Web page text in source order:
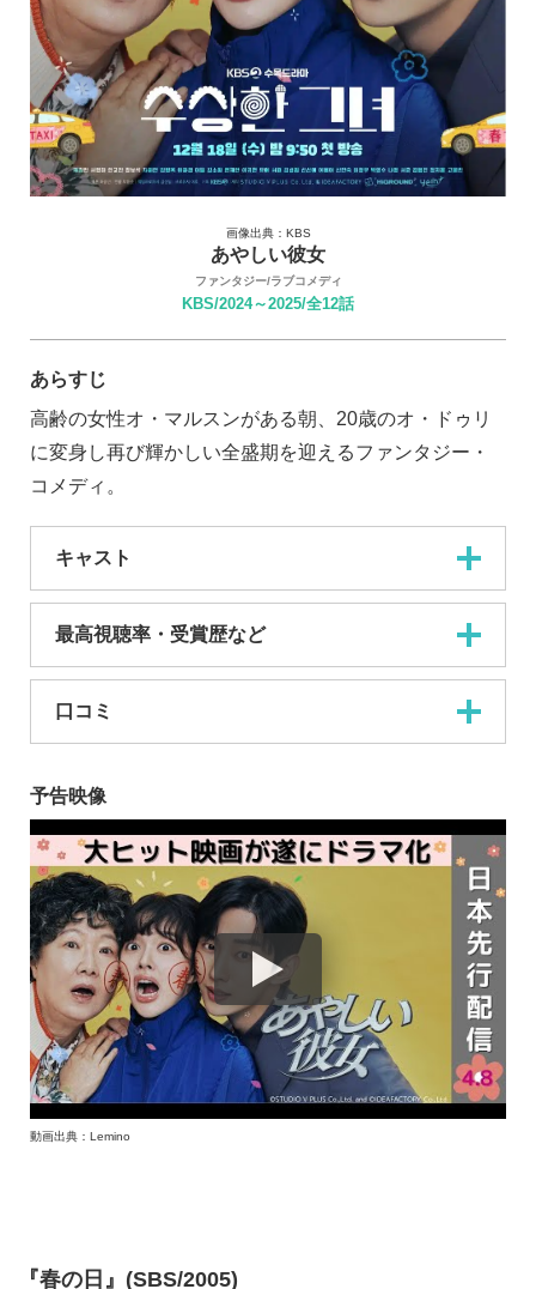
画像出典：KBS
あやしい彼女
ファンタジー/ラブコメディ
KBS/2024～2025/全12話
あらすじ
高齢の女性オ・マルスンがある朝、20歳のオ・ドゥリ
に変身し再び輝かしい全盛期を迎えるファンタジー・
コメディ。
キャスト
最高視聴率・受賞歴など
口コミ
予告映像
動画出典：Lemino
『春の日』(SBS/2005)